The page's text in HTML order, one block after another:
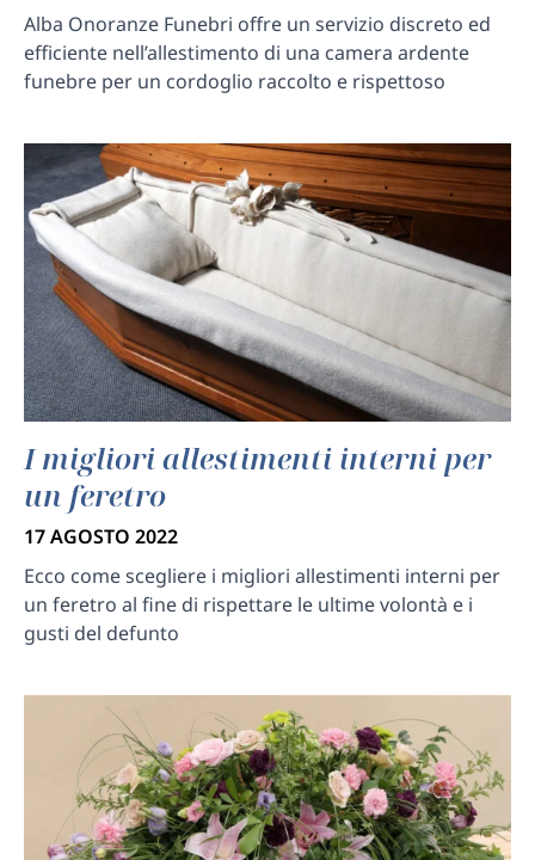
Alba Onoranze Funebri offre un servizio discreto ed
efficiente nell’allestimento di una camera ardente
funebre per un cordoglio raccolto e rispettoso
I migliori allestimenti interni per
un feretro
17 AGOSTO 2022
Ecco come scegliere i migliori allestimenti interni per
un feretro al fine di rispettare le ultime volontà e i
gusti del defunto